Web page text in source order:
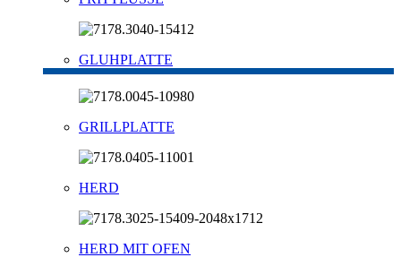
GLUHPLATTE
GRILLPLATTE
HERD
HERD MIT OFEN